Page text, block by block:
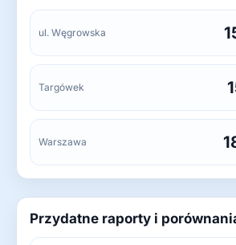
ul. Węgrowska
Targówek
Warszawa
Przydatne raporty i